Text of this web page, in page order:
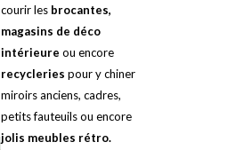
courir les brocantes,
magasins de déco
intérieure ou encore
recycleries pour y chiner
miroirs anciens, cadres,
petits fauteuils ou encore
jolis meubles rétro.